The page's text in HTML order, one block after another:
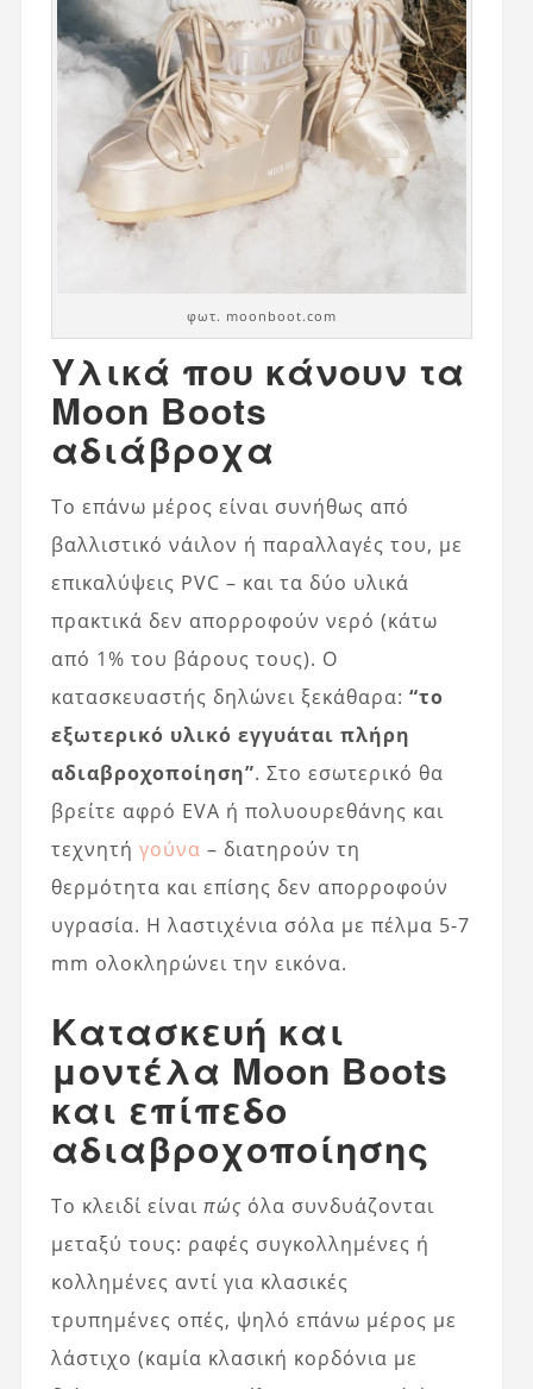
φωτ. moonboot.com
Υλικά που κάνουν τα
Moon Boots
αδιάβροχα
Το επάνω μέρος είναι συνήθως από
βαλλιστικό νάιλον ή παραλλαγές του, με
επικαλύψεις PVC – και τα δύο υλικά
πρακτικά δεν απορροφούν νερό (κάτω
από 1% του βάρους τους). Ο
κατασκευαστής δηλώνει ξεκάθαρα: “το
εξωτερικό υλικό εγγυάται πλήρη
αδιαβροχοποίηση”. Στο εσωτερικό θα
βρείτε αφρό EVA ή πολυουρεθάνης και
τεχνητή γούνα – διατηρούν τη
θερμότητα και επίσης δεν απορροφούν
υγρασία. Η λαστιχένια σόλα με πέλμα 5-7
mm ολοκληρώνει την εικόνα.
Κατασκευή και
μοντέλα Moon Boots
και επίπεδο
αδιαβροχοποίησης
Το κλειδί είναι πώςόλα συνδυάζονται
μεταξύ τους: ραφές συγκολλημένες ή
κολλημένες αντί για κλασικές
τρυπημένες οπές, ψηλό επάνω μέρος με
λάστιχο (καμία κλασική κορδόνια με